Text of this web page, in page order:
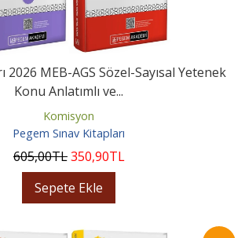
2026 MEB-AGS Sözel-Sayısal Yetenek
Konu Anlatımlı ve...
Komisyon
Pegem Sınav Kitapları
605,00TL350,90TL
Sepete Ekle